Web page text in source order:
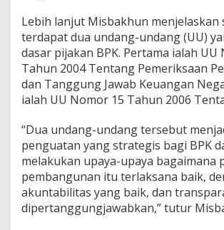
P
r
o
l
e
h
W
P
D
a
r
i
B
P
Lebih lanjut Misbakhun menjelaskan
terdapat dua undang-undang (UU)
dasar pijakan BPK. Pertama ialah UU
Tahun 2004 Tentang Pemeriksaan
dan Tanggung Jawab Keuangan
ialah UU Nomor 15 Tahun 2006
“Dua undang-undang tersebut
penguatan yang strategis bagi BPK
melakukan upaya-upaya bagaimana
pembangunan itu terlaksana baik,
akuntabilitas yang baik, dan
dipertanggungjawabkan,” tutur